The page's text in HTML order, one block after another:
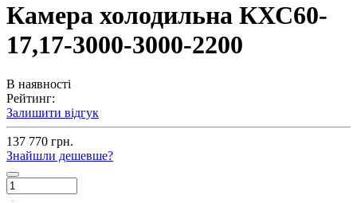
Камера холодильна КХС60-
17,17-3000-3000-2200
В наявності
Рейтинг:
Залишити відгук
137 770 грн.
Знайшли дешевше?